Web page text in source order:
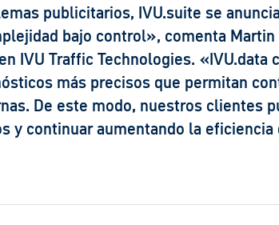
publicitarios, IVU.suite se
bajo control», comenta
IVU Traffic Technologies. «IVU.data
más precisos que permitan
De este modo, nuestros clientes
y continuar aumentando la